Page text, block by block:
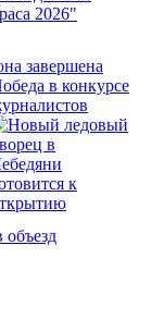
завершена
в конкурсе